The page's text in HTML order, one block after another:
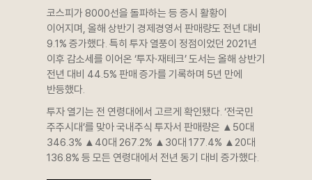
코스피가 8000선을 돌파하는 등 증시 활황이
이어지며, 올해 상반기 경제경영서 판매량도 전년 대비
9.1% 증가했다. 특히 투자 열풍이 정점이었던 2021년
이후 감소세를 이어온 ‘투자·재테크’ 도서는 올해 상반기
전년 대비 44.5% 판매 증가를 기록하며 5년 만에
반등했다.
투자 열기는 전 연령대에서 고르게 확인됐다. ‘전국민
주주시대’를 맞아 국내주식 투자서 판매량은 ▲50대
346.3% ▲40대 267.2% ▲30대 177.4% ▲20대
136.8% 등 모든 연령대에서 전년 동기 대비 증가했다.